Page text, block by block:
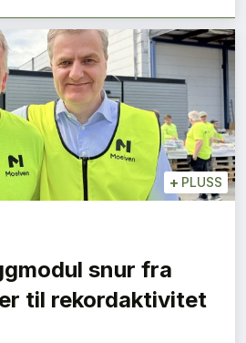
+ PLUSS
snur fra
til rekordaktivitet